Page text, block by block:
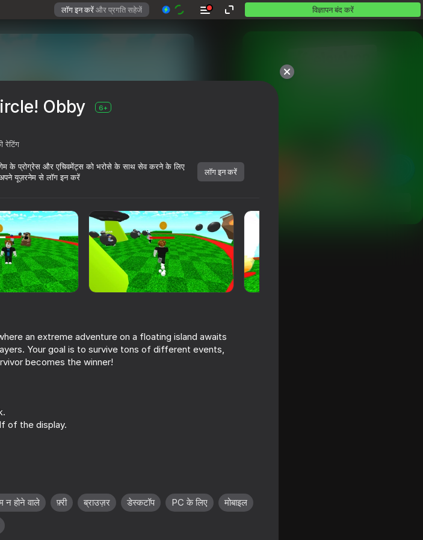
लॉग इन करेंऔर प्रगति सहेजें विज्ञापन बंद करें
Obby 6+
रेटिंग
के प्रोग्रेस और एचिवमेंट्स को भरोसे के साथ सेव करने के लिए
यूज़रनेम से लॉग इन करें
लॉग इन करें
an extreme adventure on a floating island awaits
Your goal is to survive tons of different events,
becomes the winner!
of the display.
न होने वाले फ़्री ब्राउज़र डेस्कटॉप PC के लिए
मोबाइल